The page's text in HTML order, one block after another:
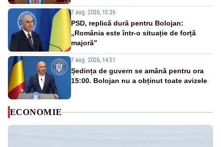
7 aug. 2026, 15:26
PSD, replică dură pentru Bolojan:
„România este într-o situație de forță
majoră”
7 aug. 2026, 14:51
Ședința de guvern se amână pentru ora
15:00. Bolojan nu a obținut toate avizele
ECONOMIE